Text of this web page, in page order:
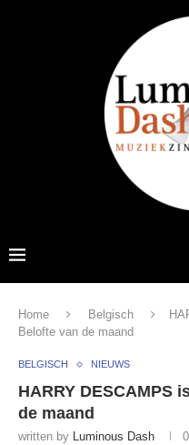
Home Belgisch
Belofte van de maand
BELGISCH NIEUWS
HARRY DESCAMPS
de maand
written by Luminous Dash